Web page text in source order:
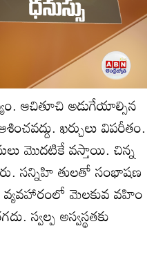
ఆచితూచి అడుగేయాల్సిన
ఖర్చులు విపరీతం.
మొదటికే వస్తాయి. చిన్న
సన్నిహి తులతో సంభాషణ
వ్యవహారంలో మెలకువ వహిం
స్వల్ప అస్వస్థతకు